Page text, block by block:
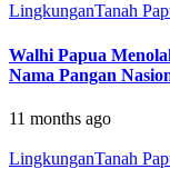
LingkunganTanah
Walhi Papua
Nama Pangan
11 months ago
LingkunganTanah